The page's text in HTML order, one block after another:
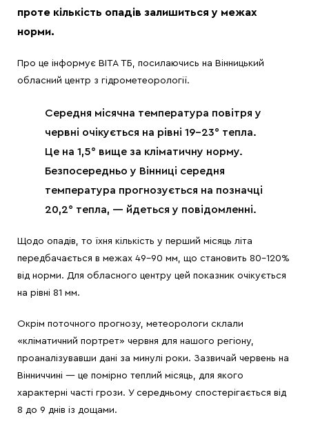
проте кількість опадів залишиться у межах
норми.
Про це інформує ВІТА ТБ, посилаючись на Вінницький
обласний центр з гідрометеорології.
Середня місячна температура повітря у
червні очікується на рівні 19–23° тепла.
Це на 1,5° вище за кліматичну норму.
Безпосередньо у Вінниці середня
температура прогнозується на позначці
20,2° тепла, — йдеться у повідомленні.
Щодо опадів, то їхня кількість у перший місяць літа
передбачається в межах 49–90 мм, що становить 80–120%
від норми. Для обласного центру цей показник очікується
на рівні 81 мм.
Окрім поточного прогнозу, метеорологи склали
«кліматичний портрет» червня для нашого регіону,
проаналізувавши дані за минулі роки. Зазвичай червень на
Вінниччині — це помірно теплий місяць, для якого
характерні часті грози. У середньому спостерігається від
8 до 9 днів із дощами.